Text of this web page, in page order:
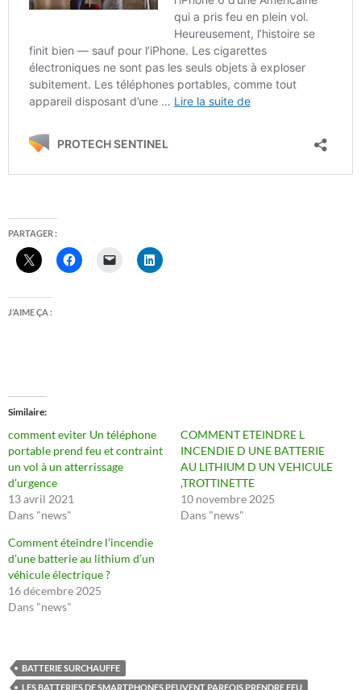
PARTAGER :
J’AIME ÇA :
Similaire
comment eviter Un téléphone
portable prend feu et contraint
un vol à un atterrissage
d’urgence
13 avril 2021
Dans "news"
COMMENT ETEINDRE L
INCENDIE D UNE BATTERIE
AU LITHIUM D UN VEHICULE
,TROTTINETTE
10 novembre 2025
Dans "news"
Comment éteindre l’incendie
d’une batterie au lithium d’un
véhicule électrique ?
16 décembre 2025
Dans "news"
BATTERIE SURCHAUFFE
LES BATTERIES DE SMARTPHONES PEUVENT PARFOIS PRENDRE FEU